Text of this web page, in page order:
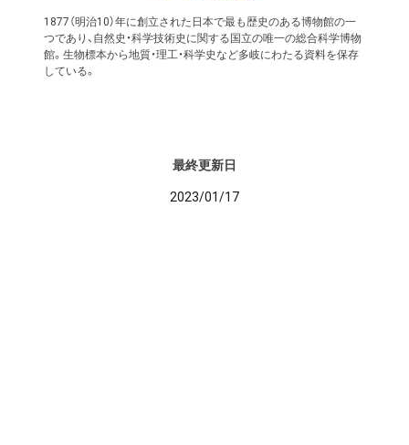
1877（明治10）年に創立された日本で最も歴史のある博物館の一
つであり、自然史・科学技術史に関する国立の唯一の総合科学博物
館。生物標本から地質・理工・科学史など多岐にわたる資料を保存
している。
最終更新日
2023/01/17